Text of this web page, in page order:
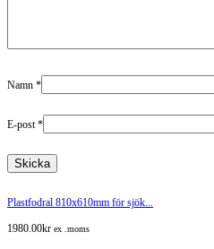
Namn *
E-post*
Plastfodral 810x610mm för sjök...
1980.00kr ex .moms